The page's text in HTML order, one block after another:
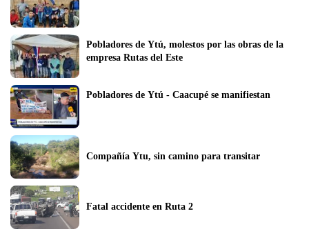
Pobladores de Ytú, molestos por las obras de la
empresa Rutas del Este
Pobladores de Ytú - Caacupé se manifiestan
Compañía Ytu, sin camino para transitar
Fatal accidente en Ruta 2